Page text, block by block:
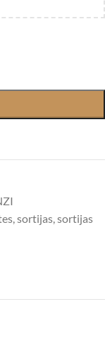
,sortijas,sortijas